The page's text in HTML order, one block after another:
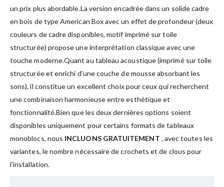
un prix plus abordable.La version encadrée dans un solide cadre
en bois de type American Box avec un effet de profondeur (deux
couleurs de cadre disponibles, motif imprimé sur toile
structurée) propose une interprétation classique avec une
touche moderne.Quant au tableau acoustique (imprimé sur toile
structurée et enrichi d’une couche de mousse absorbant les
sons), il constitue un excellent choix pour ceux qui recherchent
une combinaison harmonieuse entre esthétique et
fonctionnalité.Bien que les deux dernières options soient
disponibles uniquement pour certains formats de tableaux
monoblocs, nous INCLUONS GRATUITEMENT , avec toutes les
variantes, le nombre nécessaire de crochets et de clous pour
l’installation.